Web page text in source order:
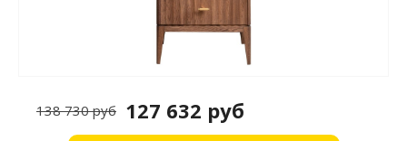
127 632 руб
138 730 руб